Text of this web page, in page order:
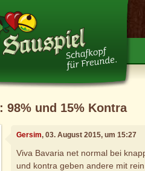
: 98% und 15% Kontra
Gersim, 03. August 2015, um 15:27
Viva Bavaria net normal bei
und kontra geben andere mit